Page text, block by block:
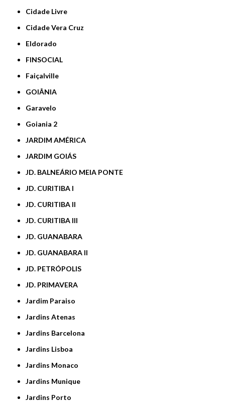
Cidade Livre
Cidade Vera Cruz
Eldorado
FINSOCIAL
Faiçalville
GOIÂNIA
Garavelo
Goiania 2
JARDIM AMÉRICA
JARDIM GOIÁS
JD. BALNEÁRIO MEIA PONTE
JD. CURITIBA I
JD. CURITIBA II
JD. CURITIBA III
JD. GUANABARA
JD. GUANABARA II
JD. PETRÓPOLIS
JD. PRIMAVERA
Jardim Paraiso
Jardins Atenas
Jardins Barcelona
Jardins Lisboa
Jardins Monaco
Jardins Munique
Jardins Porto